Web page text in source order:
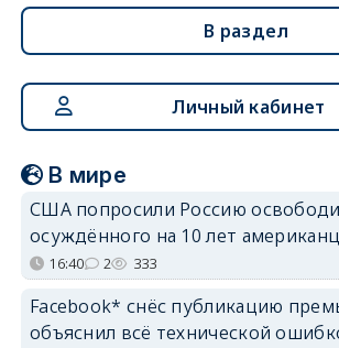
В раздел
Личный кабинет
В мире
США попросили Россию
осуждённого на 10 лет
16:40 2 333
Facebook* снёс публикацию
объяснил всё технической